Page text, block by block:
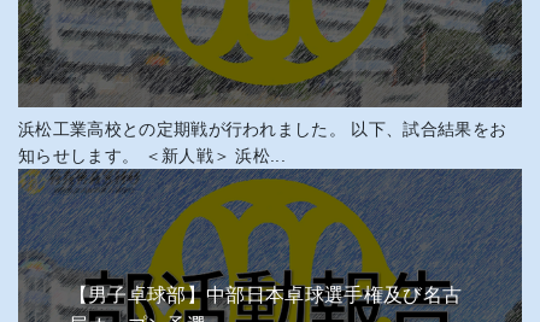
浜松工業高校との定期戦が行われました。 以下、試合結果をお
知らせします。 ＜新人戦＞ 浜松...
【男子卓球部】中部日本卓球選手権及び名古